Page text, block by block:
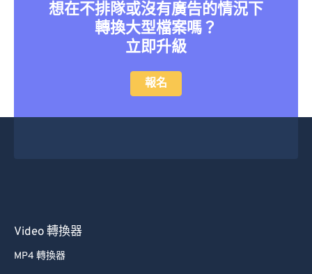
想在不排隊或沒有廣告的情況下
轉換大型檔案嗎？
立即升級
報名
Video 轉換器
MP4 轉換器